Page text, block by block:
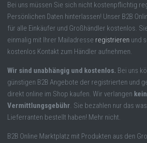
Bei uns müssen Sie sich nicht kostenpflichtig
Persönlichen Daten hinterlassen! Unser B2B
für alle Einkäufer und Großhändler kostenlos.
einmalig mit Ihrer Mailadresse registrieren und
kostenlos Kontakt zum Händler aufnehmen.
Wir sind unabhängig und kostenlos. Bei uns
günstigen B2B Angebote der registrierten und
direkt online im Shop kaufen. Wir verlangen
Vermittlungsgebühr. Sie bezahlen nur das
Lieferranten bestellt haben! Mehr nicht.
B2B Online Marktplatz mit Produkten aus den